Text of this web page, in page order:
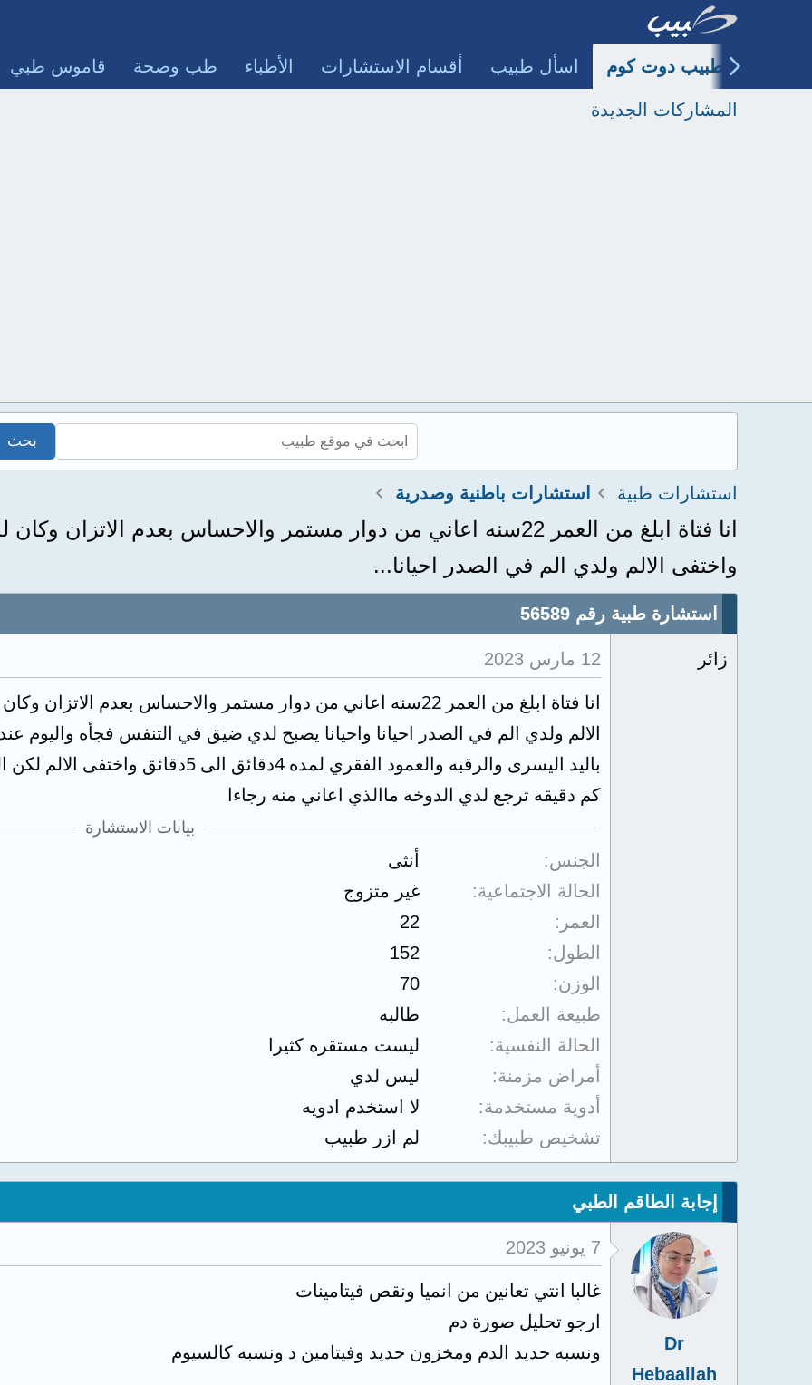
طبيب دوت كوم اسأل طبيب أقسام الاستشارات الأطباء طب وصحة قاموس طبي
المشاركات الجديدة
استشارات طبية استشارات باطنية وصدرية
انا فتاة ابلغ من العمر 22سنه اعاني من دوار مستمر والاحساس بعدم
واختفى الالم ولدي الم في الصدر احيانا...
استشارة طبية رقم 56589
زائر 12 مارس 2023
انا فتاة ابلغ من العمر 22سنه اعاني من دوار مستمر والاحساس بعدم
الالم ولدي الم في الصدر احيانا واحيانا يصبح لدي ضيق في التنفس فجأه
باليد اليسرى والرقبه والعمود الفقري
كم دقيقه ترجع لدي الدوخه ماالذي اعاني منه رجاءا
بيانات الاستشارة
الجنس
أنثى
الحالة الاجتماعية
غير متزوج
العمر
22
الطول
152
الوزن
70
طبيعة العمل
طالبه
الحالة النفسية
ليست مستقره كثيرا
أمراض مزمنة
ليس لدي
أدوية مستخدمة
لا استخدم ادويه
تشخيص طبيبك
لم ازر طبيب
إجابة الطاقم الطبي
Dr
Hebaallah
7 يونيو 2023
غالبا انتي تعانين من انميا ونقص فيتامينات
ارجو تحليل صورة دم
ونسبه حديد الدم ومخزون حديد وفيتامين د ونسبه كالسيوم